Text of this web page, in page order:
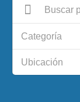
Categoría
Ubicación